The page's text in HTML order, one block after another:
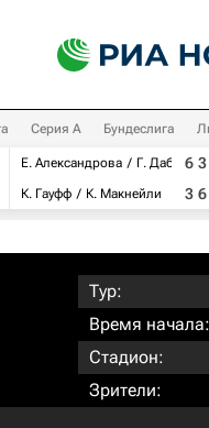
Серия А Бундеслига
Е. Александрова
Г.
К. Гауфф
К. Макнейли
6 3
3 6
Тур:
Время начала:
Стадион:
Зрители: